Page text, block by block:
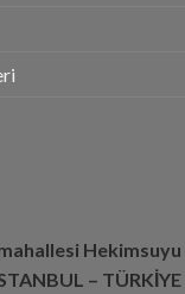
– TÜRKİYE